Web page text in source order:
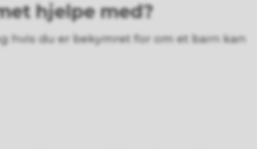
hjelpe med?
hvis du er bekymret for om et barn kan